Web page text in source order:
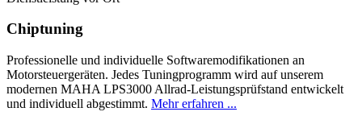
Chiptuning
Professionelle und individuelle Softwaremodifikationen an
Motorsteuergeräten. Jedes Tuningprogramm wird auf unserem
modernen MAHA LPS3000 Allrad-Leistungsprüfstand entwickelt
und individuell abgestimmt. Mehr erfahren ...